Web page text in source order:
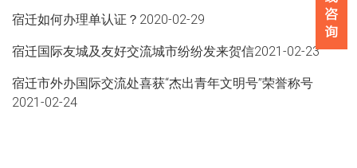
宿迁如何办理单认证？ 2020-02-29
宿迁国际友城及友好交流城市纷纷发来贺信2021-02-23
宿迁市外办国际交流处喜获“杰出青年文明号”荣誉称号
2021-02-24